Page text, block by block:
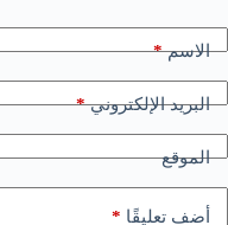
الاسم*
البريد الإلكتروني*
الموقع
أضف تعليقًا *